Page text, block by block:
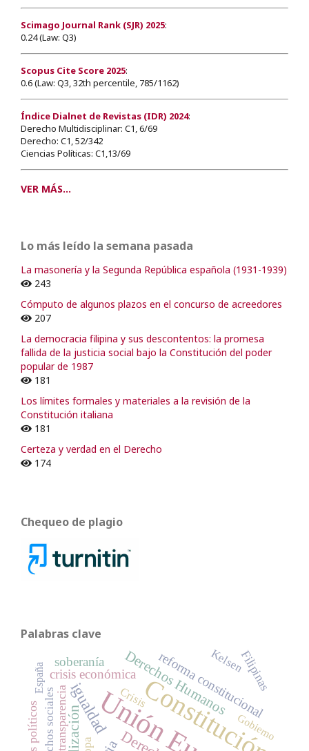
Scimago Journal Rank (SJR) 2025:
0.24 (Law: Q3)
Scopus Cite Score 2025:
0.6 (Law: Q3, 32th percentile, 785/1162)
Índice Dialnet de Revistas (IDR) 2024:
Derecho Multidisciplinar: C1, 6/69
Derecho: C1, 52/342
Ciencias Políticas: C1,13/69
VER MÁS...
Lo más leído la semana pasada
La masonería y la Segunda República española (1931-1939)
243
Cómputo de algunos plazos en el concurso de acreedores
207
La democracia filipina y sus descontentos: la promesa
fallida de la justicia social bajo la Constitución del poder
popular de 1987
181
Los límites formales y materiales a la revisión de la
Constitución italiana
181
Certeza y verdad en el Derecho
174
Chequeo de plagio
Palabras clave
Constitución
igualdad Derechos Humanos
crisis económica reforma constitucional
soberanía
transparencia
Filipinas
Crisis
derechos sociales
Kelsen
Gobierno
España